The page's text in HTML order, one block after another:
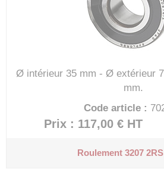
Ø intérieur 35 mm - Ø extérieur
mm.
Code article :
Prix : 117,00 € HT
Roulement 3207